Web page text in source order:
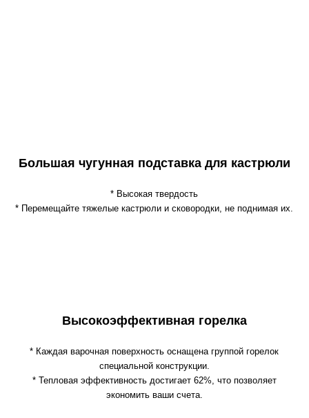
Большая чугунная подставка для кастрюли
* Высокая твердость
* Перемещайте тяжелые кастрюли и сковородки, не поднимая их.
Высокоэффективная горелка
* Каждая варочная поверхность оснащена группой горелок
специальной конструкции.
* Тепловая эффективность достигает 62%, что позволяет
экономить ваши счета.